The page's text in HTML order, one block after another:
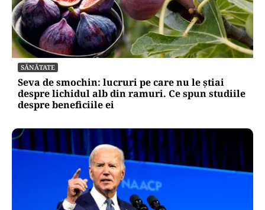
SĂNĂTATE
Seva de smochin: lucruri pe care nu le știai
despre lichidul alb din ramuri. Ce spun studiile
despre beneficiile ei